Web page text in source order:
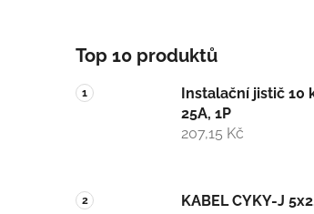
Top 10 produktů
Instalační jistič 10
25A, 1P
207,15 Kč
KABEL CYKY-J